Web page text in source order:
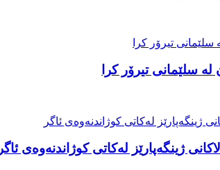
سلێمانی تیرۆر کرا
ژینگەپارێز لەکاتی کوژاندنەوەی ئاگر